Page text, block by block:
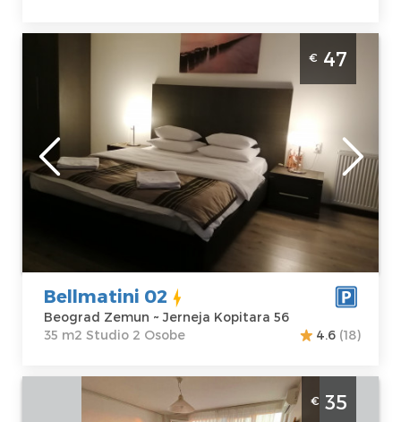
Studio Apartman Bellmatini 02 Beograd
Lokacija:
Beograd Zemun
Adresa:Jerneja
Kopitara 56
Gosti:2
Kvadratura : 35
m2
Struktura :
Studio
€ 47
Bellmatini 02
Beograd Zemun ~ Jerneja Kopitara 56
35 m2 Studio 2 Osobe
4.6 (18)
Jednosoban Apartman Summer Edition
Beograd Novi Beograd Apartman na
€ 35